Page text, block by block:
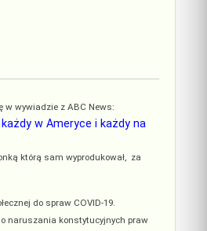
w wywiadzie z ABC News:
w Ameryce i każdy na
którą sam wyprodukował, za
do spraw COVID-19.
naruszania konstytucyjnych praw